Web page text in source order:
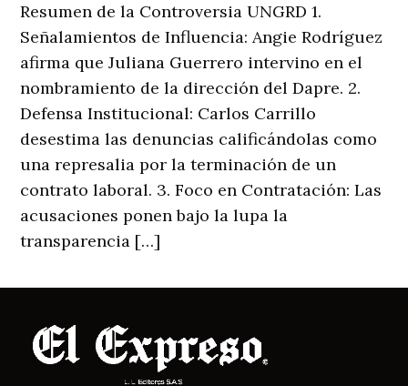
Resumen de la Controversia UNGRD 1.
Señalamientos de Influencia: Angie Rodríguez
afirma que Juliana Guerrero intervino en el
nombramiento de la dirección del Dapre. 2.
Defensa Institucional: Carlos Carrillo
desestima las denuncias calificándolas como
una represalia por la terminación de un
contrato laboral. 3. Foco en Contratación: Las
acusaciones ponen bajo la lupa la
transparencia […]